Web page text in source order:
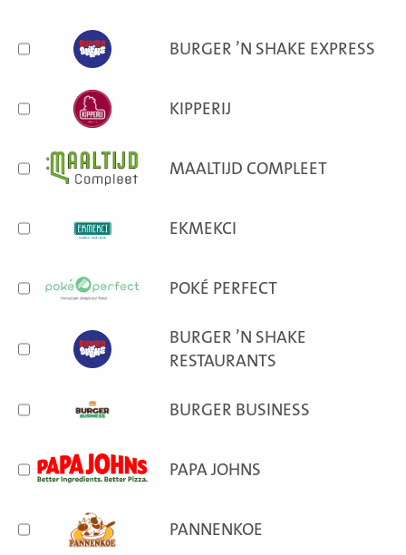
BURGER ’N SHAKE EXPRESS
KIPPERIJ
MAALTIJD COMPLEET
EKMEKCI
POKÉ PERFECT
BURGER ’N SHAKE
RESTAURANTS
BURGER BUSINESS
PAPA JOHNS
PANNENKOE